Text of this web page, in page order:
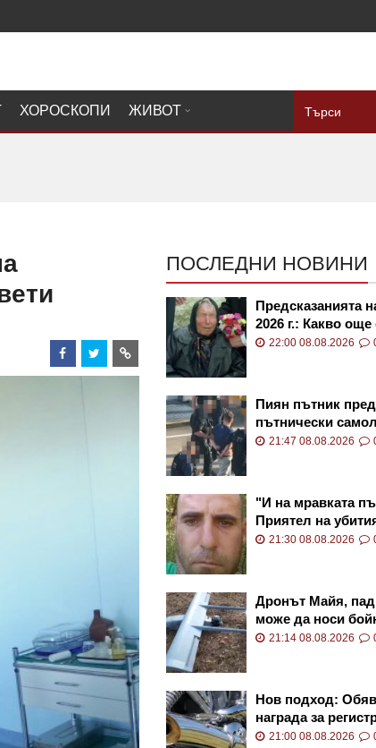
ХОРОСКОПИ ЖИВОТ
ПОСЛЕДНИ НОВИНИ
Предсказанията
2026 г.: Какво
предсказала
22:00 08.08.2026
Пиян пътник
пътнически
21:47 08.08.2026
"И на мравката
Приятел на
разтърсващи
21:30 08.08.2026
Дронът Майя,
може да носи
килограма
21:14 08.08.2026
Нов подход:
награда за
моторист
21:00 08.08.2026